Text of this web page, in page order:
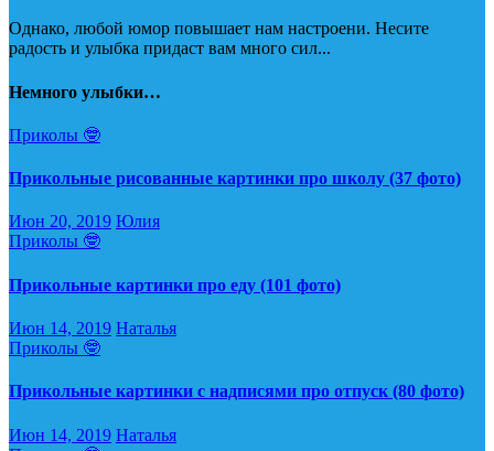
Однако, любой юмор повышает нам настроени. Несите
радость и улыбка придаст вам много сил...
Немного улыбки…
Приколы 🤓
Прикольные рисованные картинки про школу (37 фото)
Июн 20, 2019 Юлия
Приколы 🤓
Прикольные картинки про еду (101 фото)
Июн 14, 2019 Наталья
Приколы 🤓
Прикольные картинки с надписями про отпуск (80 фото)
Июн 14, 2019 Наталья